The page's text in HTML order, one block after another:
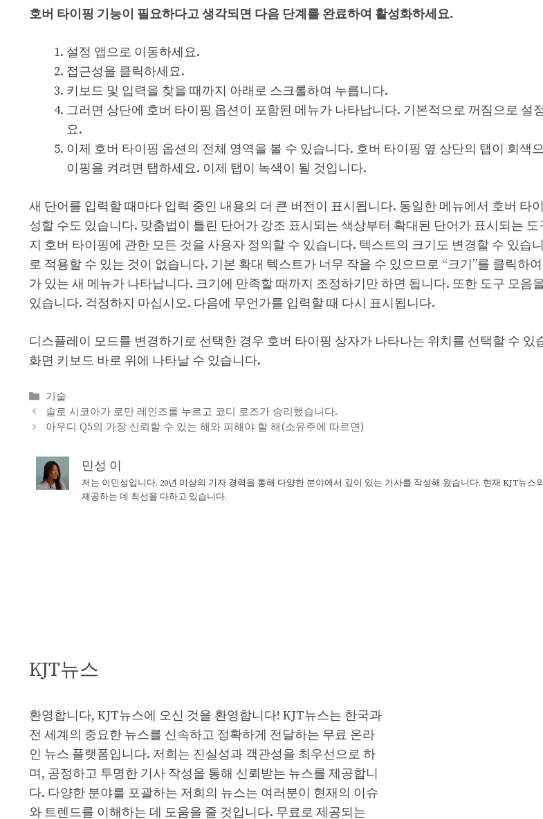
호버 타이핑 기능이 필요하다고 생각되면 다음 단계를 완료하여 활성화하세요.
설정 앱으로 이동하세요.
접근성을 클릭하세요.
키보드 및 입력을 찾을 때까지 아래로 스크롤하여 누릅니다.
그러면 상단에 호버 타이핑 옵션이 포함된 메뉴가 나타납니다. 기본적으로 꺼짐으로 설
요.
이제 호버 타이핑 옵션의 전체 영역을 볼 수 있습니다. 호버 타이핑 옆 상단의 탭이 회색
이핑을 켜려면 탭하세요. 이제 탭이 녹색이 ​​될 것입니다.
새 단어를 입력할 때마다 입력 중인 내용의 더 큰 버전이 표시됩니다. 동일한 메뉴에서 호버 타
성할 수도 있습니다. 맞춤법이 틀린 단어가 강조 표시되는 색상부터 확대된 단어가 표시되는
지 호버 타이핑에 관한 모든 것을 사용자 정의할 수 있습니다. 텍스트의 크기도 변경할 수 있습
로 적용할 수 있는 것이 없습니다. 기본 확대 텍스트가 너무 작을 수 있으므로 “크기”를 클릭하
가 있는 새 메뉴가 나타납니다. 크기에 만족할 때까지 조정하기만 하면 됩니다. 또한 도구 모음
있습니다. 걱정하지 마십시오. 다음에 무언가를 입력할 때 다시 표시됩니다.
디스플레이 모드를 변경하기로 선택한 경우 호버 타이핑 상자가 나타나는 위치를 선택할 수 있
화면 키보드 바로 위에 나타날 수 있습니다.
Categories
기술
솔로 시코아가 로만 레인즈를 누르고 코디 로즈가 승리했습니다.
아우디 Q5의 가장 신뢰할 수 있는 해와 피해야 할 해(소유주에 따르면)
민성 이
저는 이민성입니다. 20년 이상의 기자 경력을 통해 다양한 분야에서 깊이 있는 기사를 작성해 왔습니다. 현재 KJT뉴스
제공하는 데 최선을 다하고 있습니다.
KJT뉴스
환영합니다, KJT뉴스에 오신 것을 환영합니다! KJT뉴스는 한국과
전 세계의 중요한 뉴스를 신속하고 정확하게 전달하는 무료 온라
인 뉴스 플랫폼입니다. 저희는 진실성과 객관성을 최우선으로 하
며, 공정하고 투명한 기사 작성을 통해 신뢰받는 뉴스를 제공합니
다. 다양한 분야를 포괄하는 저희의 뉴스는 여러분이 현재의 이슈
와 트렌드를 이해하는 데 도움을 줄 것입니다. 무료로 제공되는